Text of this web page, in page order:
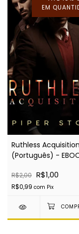
EM
Ruthless Acquisition
(Português) -
R$2,00 R$1,00
R$0,99 com Pix